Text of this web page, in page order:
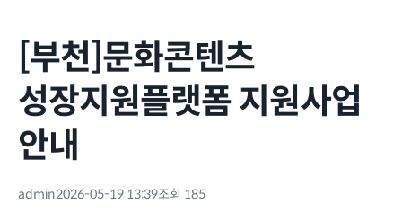
[부천]문화콘텐츠
성장지원플랫폼 지원사업
안내
admin2026-05-19 13:39조회 185